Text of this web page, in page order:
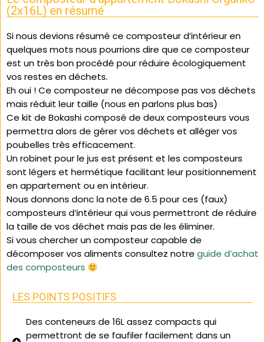
(2x16L) en résumé
Si nous devions résumé ce composteur d’intérieur en
quelques mots nous pourrions dire que ce composteur
est un très bon procédé pour réduire écologiquement
vos restes en déchets.
Eh oui ! Ce composteur ne décompose pas vos déchets
mais réduit leur taille (nous en parlons plus bas)
Ce kit de Bokashi composé de deux composteurs vous
permettra alors de gérer vos déchets et alléger vos
poubelles très efficacement.
Un robinet pour le jus est présent et les composteurs
sont légers et hermétique facilitant leur positionnement
en appartement ou en intérieur.
Nous donnons donc la note de 6.5 pour ces (faux)
composteurs d’intérieur qui vous permettront de réduire
la taille de vos déchet mais pas de les éliminer.
Si vous chercher un composteur capable de
décomposer vos aliments consultez notre guide d’achat
des composteurs
LES POINTS POSITIFS
Des conteneurs de 16L assez compacts qui
permettront de se faufiler facilement dans un